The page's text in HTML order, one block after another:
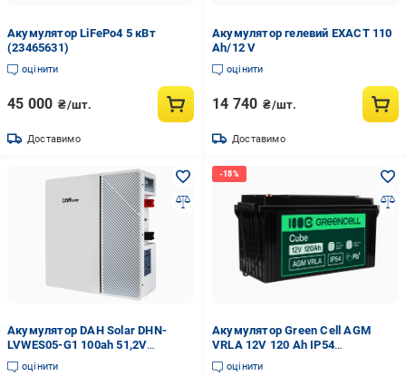
Акумулятор LiFePo4 5 кВт
(23465631)
оцінити
45 000 ₴/шт.
Доставимо
Акумулятор гелевий EXACT 110
Аh/12 V
оцінити
14 740 ₴/шт.
Доставимо
Акумулятор DAH Solar DHN-
LVWES05-G1 100ah 51,2V
(287531)
оцінити
Акумулятор Green Cell AGM
VRLA 12V 120 Ah IP54
(2892885224)
оцінити